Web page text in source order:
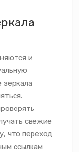
и
зеркала
свежие
что переход
ссылкам